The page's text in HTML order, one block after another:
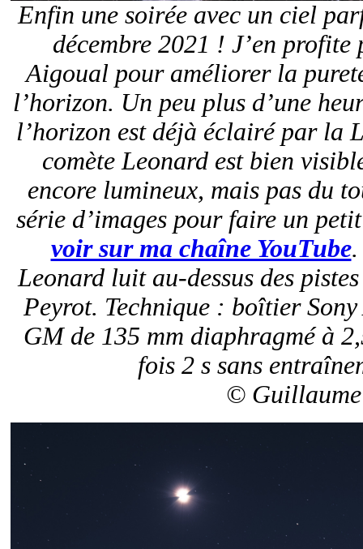
Enfin une soirée avec un ciel
décembre 2021 ! J’en
Aigoual pour améliorer la
l’horizon. Un peu plus d’une
l’horizon est déjà éclairé par la
comète Leonard est bien
encore lumineux, mais pas du
série d’images pour faire un
voir sur ma chaîne YouTube.
Leonard luit au-dessus des
Peyrot. Technique : boîtier
GM de 135 mm diaphragmé à
fois 2 s sans
©